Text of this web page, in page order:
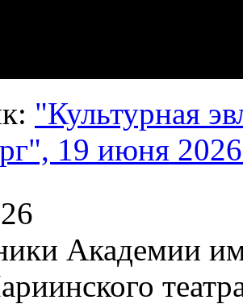
"Культурная
19 июня 2026
Академии